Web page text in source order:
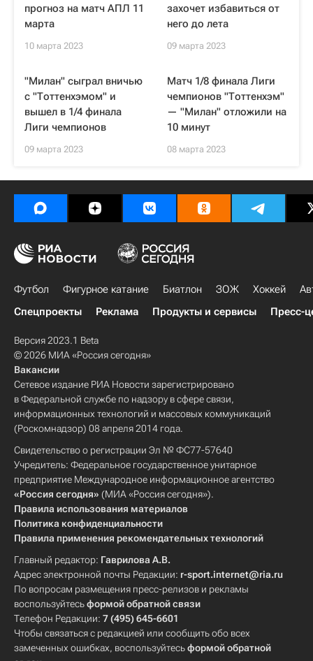
прогноз на матч АПЛ 11
марта
10 марта 2023
захочет избавиться от
него до лета
09 марта 2023
"Милан" сыграл вничью
с "Тоттенхэмом" и
вышел в 1/4 финала
Лиги чемпионов
09 марта 2023
Матч 1/8 финала Лиги
чемпионов "Тоттенхэм"
— "Милан" отложили на
10 минут
08 марта 2023
Футбол Фигурное катание Биатлон ЗОЖ Хоккей
Спецпроекты
Реклама Продукты и сервисы Пресс-
Версия 2023.1 Beta
© 2026 МИА «Россия сегодня»
Вакансии
Сетевое издание РИА Новости зарегистрировано
в Федеральной службе по надзору в сфере связи,
информационных технологий и массовых коммуникаций
(Роскомнадзор) 08 апреля 2014 года.
Свидетельство о регистрации Эл № ФС77-57640
Учредитель: Федеральное государственное унитарное
предприятие Международное информационное агентство
«Россия сегодня» (МИА «Россия сегодня»).
Правила использования материалов
Политика конфиденциальности
Правила применения рекомендательных технологий
Главный редактор: Гаврилова А.В.
Адрес электронной почты Редакции: r-sport.internet@ria.ru
По вопросам размещения пресс-релизов и рекламы
воспользуйтесьформой обратной связи
Телефон Редакции: 7 (495) 645-6601
Чтобы связаться с редакцией или сообщить обо всех
замеченных ошибках, воспользуйтесьформой обратной